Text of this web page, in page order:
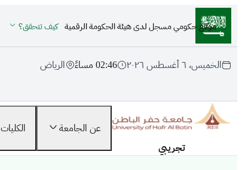
تجاوز إلى المحتوى الرئيسي
موقع حكومي مسجل لدى هيئة الحكومة الرقمية كيف تتحقق؟
الخميس، ٦ أغسطس ٢٠٢٦ 02:46 مساءً الرياض
تجريبي
عن الجامعة الكليات